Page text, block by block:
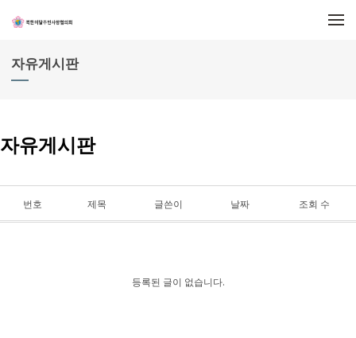
자유게시판
자유게시판
번호 제목 글쓴이 날짜 조회 수
등록된 글이 없습니다.